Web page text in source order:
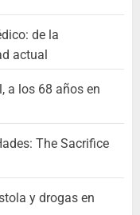
de la
actual
a los 68 años en
The Sacrifice
y drogas en